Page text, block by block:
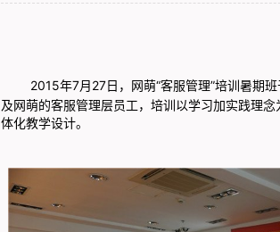
2015年7月27日，网萌“客服管理”培训暑期
及网萌的客服管理层员工，培训以学习加实践理念
体化教学设计。